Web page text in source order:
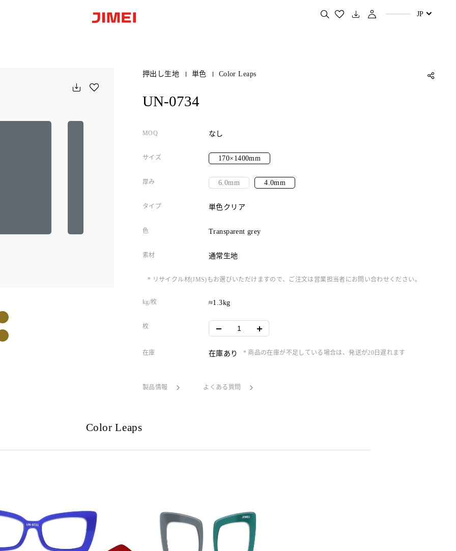
お好きな商品を検索する JP
押出し生地 単色 Color Leaps
UN-0734
MOQ なし
サイズ 170×1400mm
厚み 6.0mm 4.0mm
タイプ 単色クリア
色 Transparent grey
素材 通常生地
* リサイクル材(JMS)もお選びいただけますので、ご注文は営業担当者にお問い合わせください。
kg/枚 ≈1.3kg
枚
在庫 在庫あり * 商品の在庫が不足している場合は、発送が20日遅れます
製品情報 よくある質問
Color Leaps